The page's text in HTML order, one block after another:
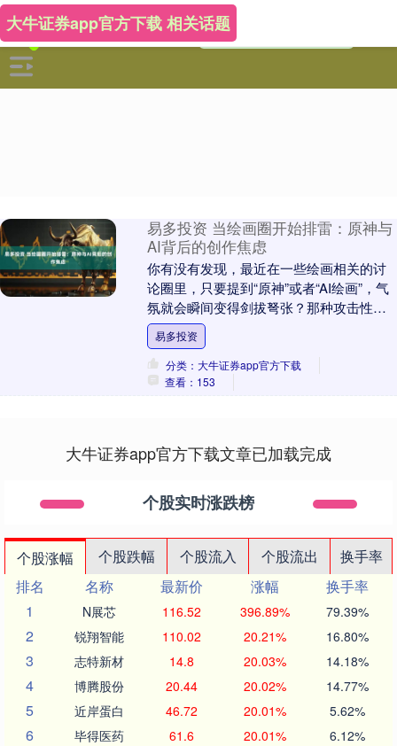
大牛证券app官方下载 相关话题
易多投资 当绘画圈开始排雷：原神与
AI背后的创作焦虑
你有没有发现，最近在一些绘画相关的讨
论圈里，只要提到“原神”或者“AI绘画”，气
氛就会瞬间变得剑拔弩张？那种攻击性，
简直像踩到了地雷区，稍微说错一句话就
可能被喷....
易多投资
分类：大牛证券app官方下载
查看：153
大牛证券app官方下载文章已加载完成
个股实时涨跌榜
个股涨幅 个股跌幅 个股流入 个股流出
换手率
排名
名称 最新价 涨幅
换手率
1
N展芯 116.52 396.89% 79.39%
2 锐翔智能 110.02 20.21% 16.80%
3 志特新材 14.8 20.03% 14.18%
4 博腾股份 20.44 20.02% 14.77%
5 近岸蛋白 46.72 20.01% 5.62%
6 毕得医药 61.6 20.01% 6.12%